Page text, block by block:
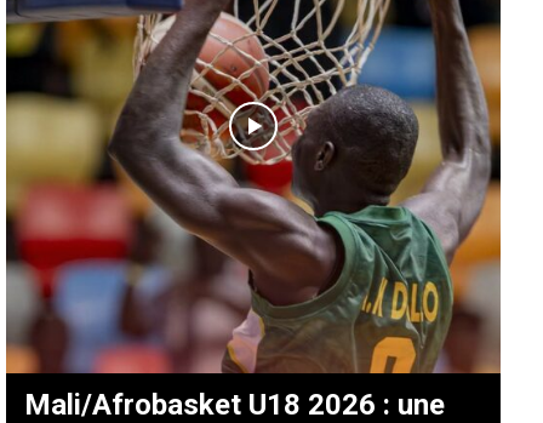
Mali/Afrobasket U18 2026 : une